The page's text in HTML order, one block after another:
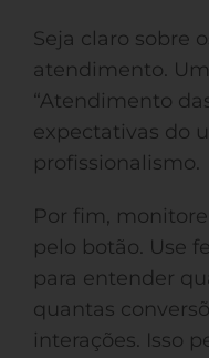
Seja claro sobre
atendimento.
“Atendimento
expectativas do
profissionalismo.
Por fim,
pelo botão. Use
para entender
quantas
interações. Isso